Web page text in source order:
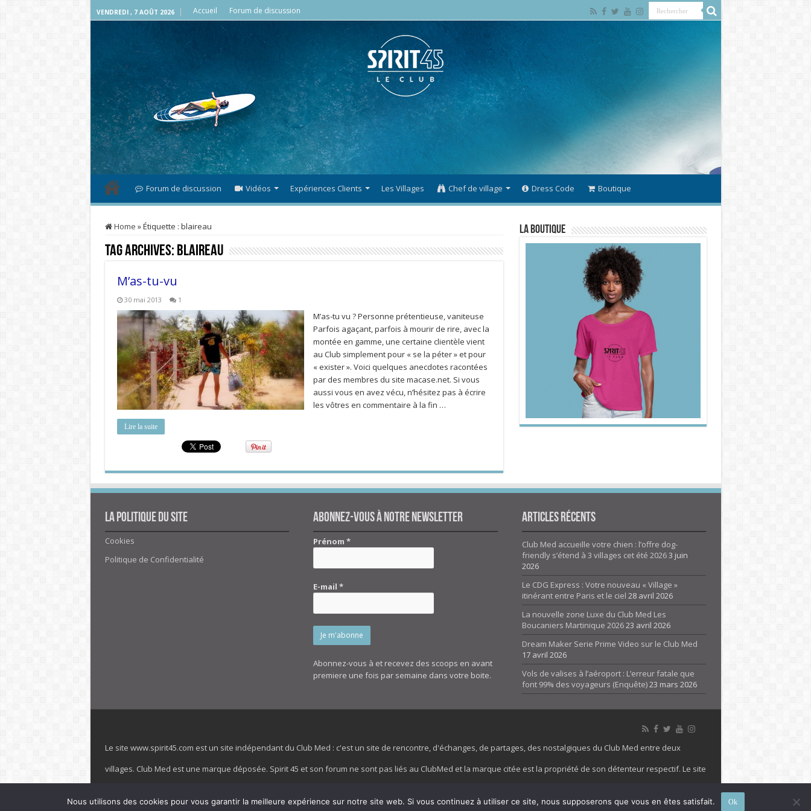
VENDREDI , 7 AOÛT 2026 Accueil Forum de discussion
Forum de discussion Vidéos Expériences Clients Les Villages Chef de village Dress Code Boutique
Home »Étiquette : blaireau
Tag Archives: blaireau
M’as-tu-vu
30 mai 2013 1
M’as-tu vu ? Personne prétentieuse, vaniteuse
Parfois agaçant, parfois à mourir de rire, avec la
montée en gamme, une certaine clientèle vient
au Club simplement pour « se la péter » et pour
« exister ». Voici quelques anecdotes racontées
par des membres du site macase.net. Si vous
aussi vous en avez vécu, n’hésitez pas à écrire
les vôtres en commentaire à la fin …
Lire la suite
La Boutique
La politique du site
Cookies
Politique de Confidentialité
Abonnez-vous à notre newsletter
Prénom*
E-mail*
Abonnez-vous à et recevez des scoops en avant
premiere une fois par semaine dans votre boite.
Articles Récents
Club Med accueille votre chien : l’offre dog-
friendly s’étend à 3 villages cet été 20263 juin
2026
Le CDG Express : Votre nouveau « Village »
itinérant entre Paris et le ciel 28 avril 2026
La nouvelle zone Luxe du Club Med Les
Boucaniers Martinique 202623 avril 2026
Dream Maker Serie Prime Video sur le Club Med
17 avril 2026
Vols de valises à l’aéroport : L’erreur fatale que
font 99% des voyageurs (Enquête)23 mars 2026
Le site www.spirit45.com est un site indépendant du Club Med : c'est un site de rencontre, d'échanges, de partages, des nostalgiques du Club Med entre deux
villages. Club Med est une marque déposée. Spirit 45 et son forum ne sont pas liés au ClubMed et la marque citée est la propriété de son détenteur respectif. Le site
Nous utilisons des cookies pour vous garantir la meilleure expérience sur notre site web. Si vous continuez à utiliser ce site, nous supposerons que vous en êtes satisfait. Ok